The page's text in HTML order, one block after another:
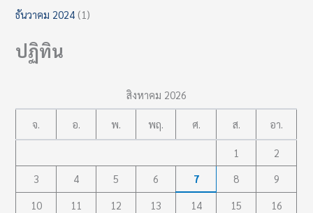
ธันวาคม 2024 (1)
ปฏิทิน
สิงหาคม 2026
จ. อ. พ. พฤ. ศ. ส. อา.
1
2
3
4 5 6 7 8
9
10
11 12 13 14 15
16